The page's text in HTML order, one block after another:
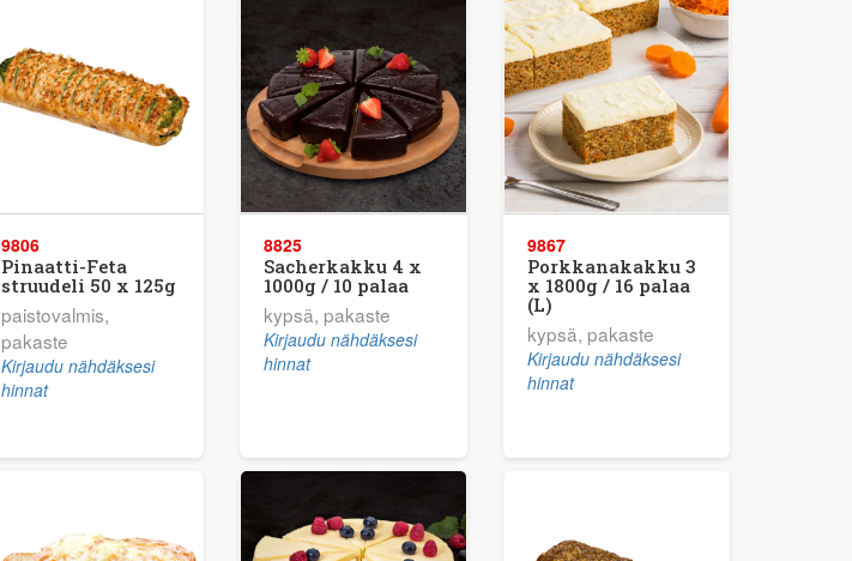
9806
Pinaatti-Feta
struudeli 50 x 125g
paistovalmis,
pakaste
Kirjaudu nähdäksesi
hinnat
8825
Sacherkakku 4 x
1000g / 10 palaa
kypsä, pakaste
Kirjaudu nähdäksesi
hinnat
9867
Porkkanakakku 3
x 1800g / 16 palaa
(L)
kypsä, pakaste
Kirjaudu nähdäksesi
hinnat